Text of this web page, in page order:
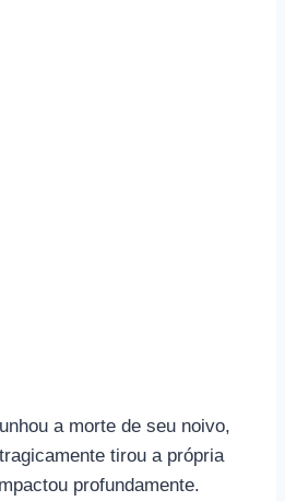
a morte de seu noivo,
tirou a própria
profundamente.